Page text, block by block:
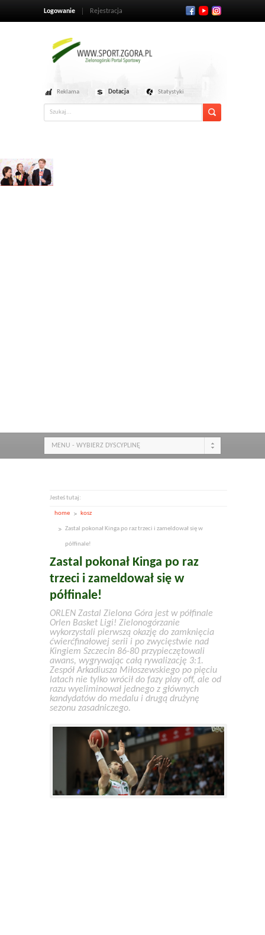
Logowanie Rejestracja
Reklama Dotacja Statystyki
MENU - WYBIERZ DYSCYPLINĘ
Jesteś tutaj:
home kosz
Zastal pokonał Kinga po raz trzeci i zameldował się w
półfinale!
Zastal pokonał Kinga po raz
trzeci i zameldował się w
półfinale!
ORLEN Zastal Zielona Góra jest w półfinale
Orlen Basket Ligi! Zielonogórzanie
wykorzystali pierwszą okazję do zamknięcia
ćwierćfinałowej serii i po zwycięstwie nad
Kingiem Szczecin 86-80 przypieczętowali
awans, wygrywając całą rywalizację 3:1.
Zespół Arkadiusza Miłoszewskiego po pięciu
latach nie tylko wrócił do fazy play off, ale od
razu wyeliminował jednego z głównych
kandydatów do medalu i drugą drużynę
sezonu zasadniczego.